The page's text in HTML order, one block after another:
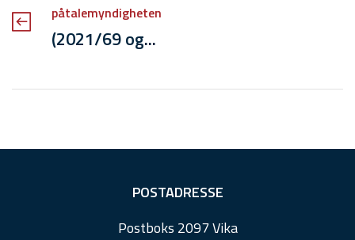
påtalemyndigheten
(2021/69 og...
POSTADRESSE
Postboks 2097 Vika